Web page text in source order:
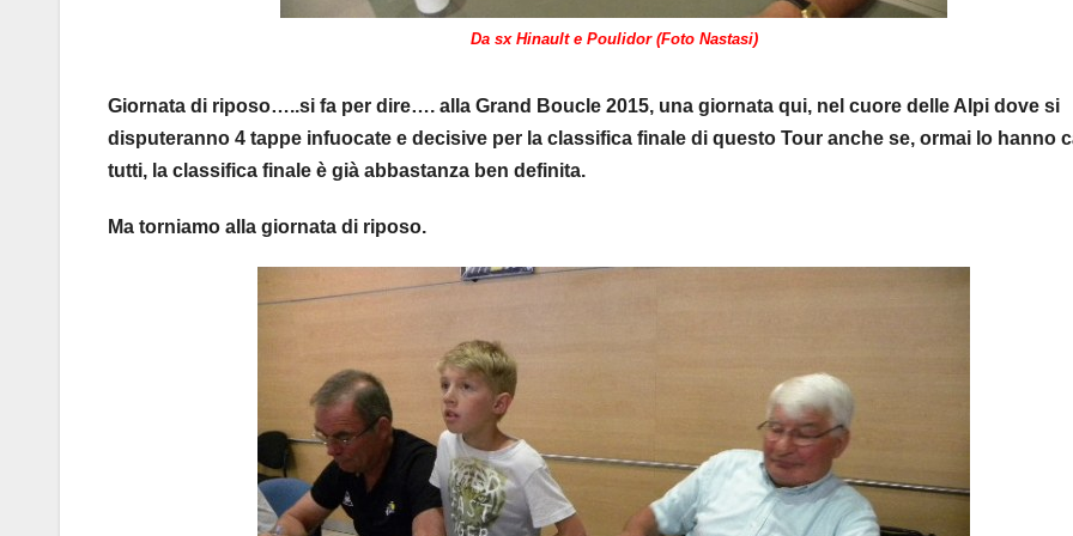
Da sx Hinault e Poulidor (Foto Nastasi)
Giornata di riposo…..si fa per dire…. alla Grand Boucle 2015, una giornata qui, nel cuore delle Alpi dove si
disputeranno 4 tappe infuocate e decisive per la classifica finale di questo Tour anche se, ormai lo hanno
tutti, la classifica finale è già abbastanza ben definita.
Ma torniamo alla giornata di riposo.